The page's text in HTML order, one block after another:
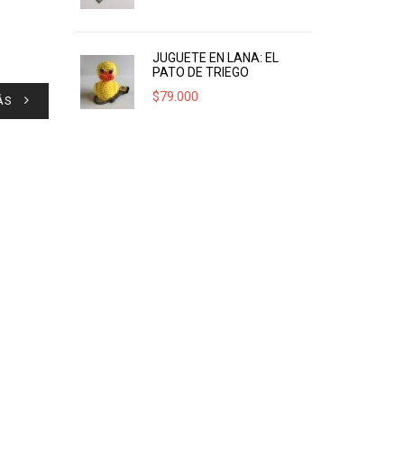
JUGUETE EN LANA: EL
PATO DE TRIEGO
$79.000